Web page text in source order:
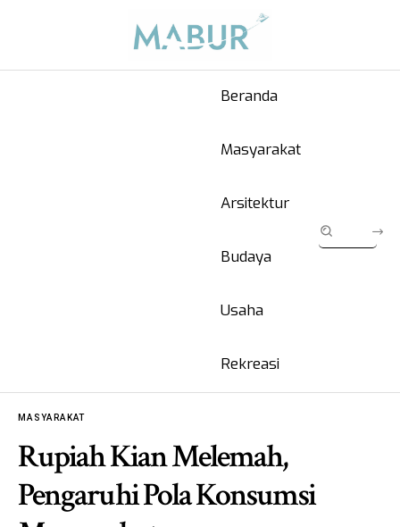
Beranda
Masyarakat
Arsitektur
Budaya
Usaha
Rekreasi
MASYARAKAT
Rupiah Kian Melemah,
Pengaruhi Pola Konsumsi